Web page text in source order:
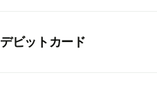
デビットカード